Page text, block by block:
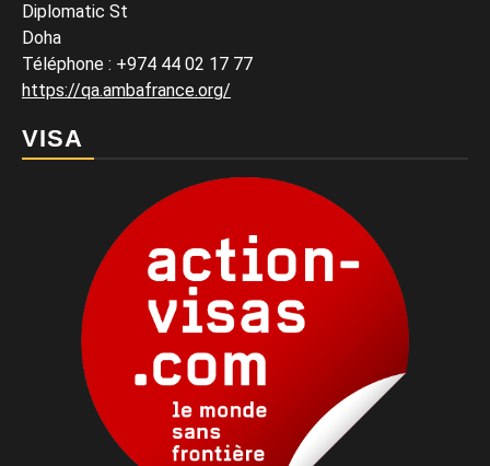
Diplomatic St
Doha
Téléphone : +974 44 02 17 77
https://qa.ambafrance.org/
VISA